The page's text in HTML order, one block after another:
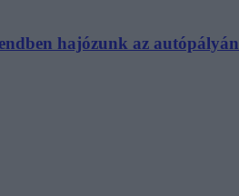
hajózunk az autópályán